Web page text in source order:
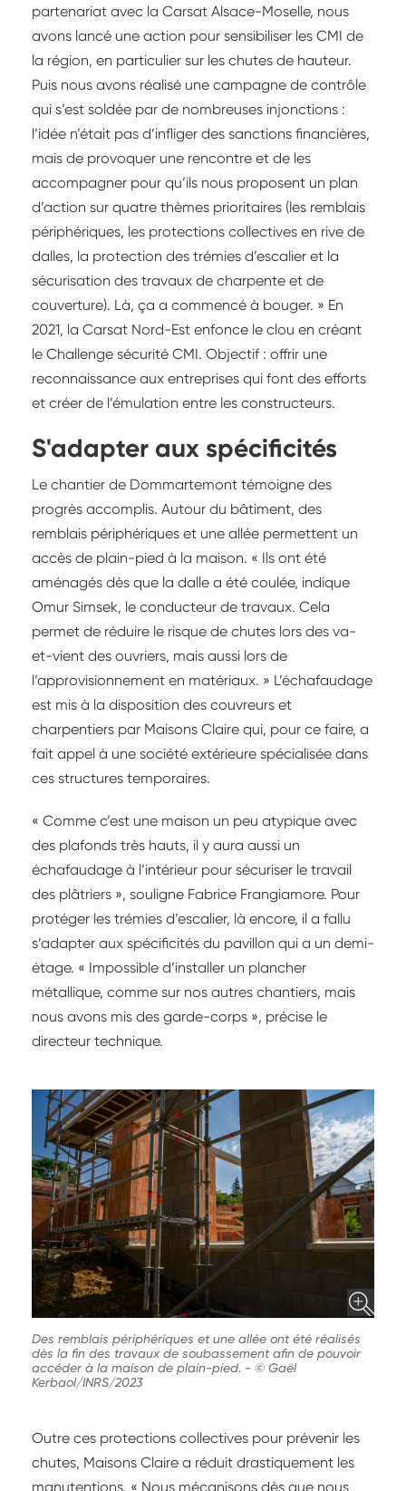
partenariat avec la Carsat Alsace-Moselle, nous
avons lancé une action pour sensibiliser les CMI de
la région, en particulier sur les chutes de hauteur.
Puis nous avons réalisé une campagne de contrôle
qui s’est soldée par de nombreuses injonctions :
l’idée n’était pas d’infliger des sanctions financières,
mais de provoquer une rencontre et de les
accompagner pour qu’ils nous proposent un plan
d’action sur quatre thèmes prioritaires (les remblais
périphériques, les protections collectives en rive de
dalles, la protection des trémies d’escalier et la
sécurisation des travaux de charpente et de
couverture). Là, ça a commencé à bouger. » En
2021, la Carsat Nord-Est enfonce le clou en créant
le Challenge sécurité CMI. Objectif : offrir une
reconnaissance aux entreprises qui font des efforts
et créer de l’émulation entre les constructeurs.
S'adapter aux spécificités
Le chantier de Dommartemont témoigne des
progrès accomplis. Autour du bâtiment, des
remblais périphériques et une allée permettent un
accès de plain-pied à la maison. « Ils ont été
aménagés dès que la dalle a été coulée, indique
Omur Simsek, le conducteur de travaux. Cela
permet de réduire le risque de chutes lors des va-
et-vient des ouvriers, mais aussi lors de
l’approvisionnement en matériaux. » L’échafaudage
est mis à la disposition des couvreurs et
charpentiers par Maisons Claire qui, pour ce faire, a
fait appel à une société extérieure spécialisée dans
ces structures temporaires.
« Comme c’est une maison un peu atypique avec
des plafonds très hauts, il y aura aussi un
échafaudage à l’intérieur pour sécuriser le travail
des plâtriers », souligne Fabrice Frangiamore. Pour
protéger les trémies d’escalier, là encore, il a fallu
s’adapter aux spécificités du pavillon qui a un demi-
étage. « Impossible d’installer un plancher
métallique, comme sur nos autres chantiers, mais
nous avons mis des garde-corps », précise le
directeur technique.
Des remblais périphériques et une allée ont été réalisés
dès la fin des travaux de soubassement afin de pouvoir
accéder à la maison de plain-pied. - © Gaël
Kerbaol/INRS/2023
Outre ces protections collectives pour prévenir les
chutes, Maisons Claire a réduit drastiquement les
manutentions. « Nous mécanisons dès que nous